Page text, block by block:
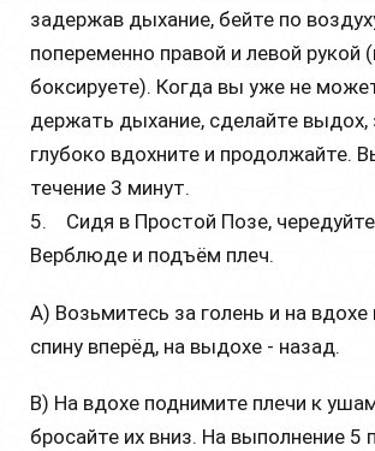
задержав дыхание, бейте по
попеременно правой и левой рукой
боксируете). Когда вы уже не
держать дыхание, сделайте выдох,
глубоко вдохните и продолжайте.
течение 3 минут.
5. Сидя в Простой Позе,
Верблюде и подъём плеч.
А) Возьмитесь за голень и на вдохе
спину вперёд, на выдохе - назад.
В) На вдохе поднимите плечи к
бросайте их вниз. На выполнение 5